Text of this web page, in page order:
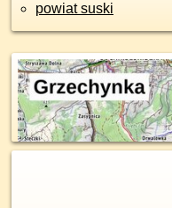
powiat suski